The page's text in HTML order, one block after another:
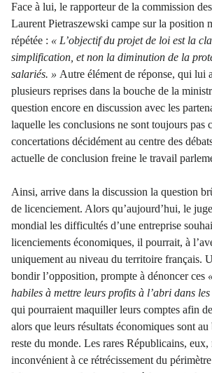
Face à lui, le rapporteur de la commission
Laurent Pietraszewski campe sur la position
répétée : « L’objectif du projet de loi est la
simplification, et non la diminution de la
salariés. » Autre élément de réponse, qui lui
plusieurs reprises dans la bouche de la
question encore en discussion avec les
laquelle les conclusions ne sont toujours pas
concertations décidément au centre des
actuelle de conclusion freine le travail
Ainsi, arrive dans la discussion la question
de licenciement. Alors qu’aujourd’hui, le
mondial les difficultés d’une entreprise
licenciements économiques, il pourrait, à
uniquement au niveau du territoire français.
bondir l’opposition, prompte à dénoncer ces
habiles à mettre leurs profits à l’abri dans
qui pourraient maquiller leurs comptes afin
alors que leurs résultats économiques sont
reste du monde. Les rares Républicains,
inconvénient à ce rétrécissement du